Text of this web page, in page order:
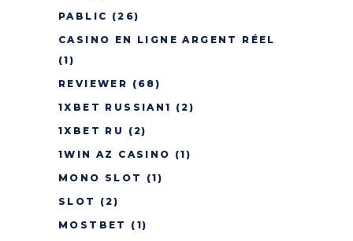
PABLIC (26)
CASINO EN LIGNE ARGENT RÉEL
(1)
REVIEWER (68)
1XBET RUSSIAN1 (2)
1XBET RU
(2)
1WIN AZ CASINO (1)
MONO SLOT
(1)
SLOT
(2)
MOSTBET
(1)